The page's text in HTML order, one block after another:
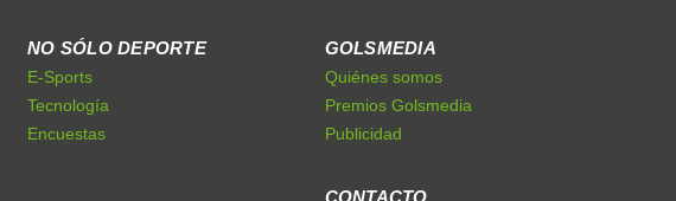
NO SÓLO DEPORTE
E-Sports
Tecnología
Encuestas
GOLSMEDIA
Quiénes somos
Premios Golsmedia
Publicidad
CONTACTO